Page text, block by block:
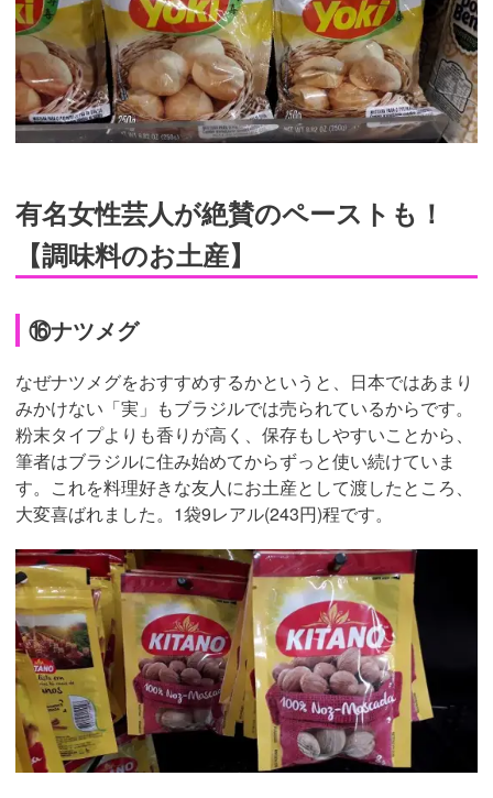
有名女性芸人が絶賛のペーストも！
【調味料のお土産】
⑯ナツメグ
なぜナツメグをおすすめするかというと、日本ではあまり
みかけない「実」もブラジルでは売られているからです。
粉末タイプよりも香りが高く、保存もしやすいことから、
筆者はブラジルに住み始めてからずっと使い続けていま
す。これを料理好きな友人にお土産として渡したところ、
大変喜ばれました。1袋9レアル(243円)程です。